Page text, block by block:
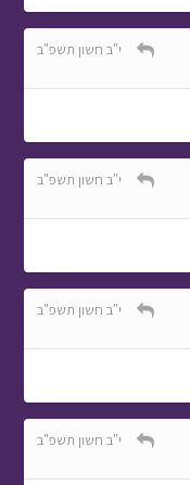
י"ב חשון תשפ"ב
י"ב חשון תשפ"ב
י"ב חשון תשפ"ב
י"ב חשון תשפ"ב